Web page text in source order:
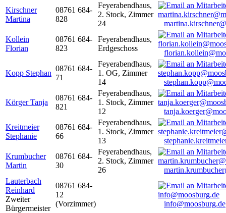
Kirschner
Martina
08761 684-
828
Feyerabendhaus,
2. Stock, Zimmer
24
Kollein
Florian
08761 684-
823
Feyerabendhaus,
Erdgeschoss
Kopp Stephan
08761 684-
71
Feyerabendhaus,
1. OG, Zimmer
14
Körger Tanja
08761 684-
821
Feyerabendhaus,
1. Stock, Zimmer
12
Kreitmeier
Stephanie
08761 684-
66
Feyerabendhaus,
1. Stock, Zimmer
13
Krumbucher
Martin
08761 684-
30
Feyerabendhaus,
2. Stock, Zimmer
26
Lauterbach
Reinhard
Zweiter
Bürgermeister
08761 684-
12
(Vorzimmer)
info@moosburg.de